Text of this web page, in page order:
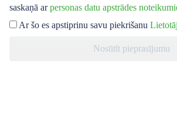
saskaņā arpersonas datu apstrādes
Ar šo es apstiprinu savu piekrišanu
Nosūtīt pieprasījumu